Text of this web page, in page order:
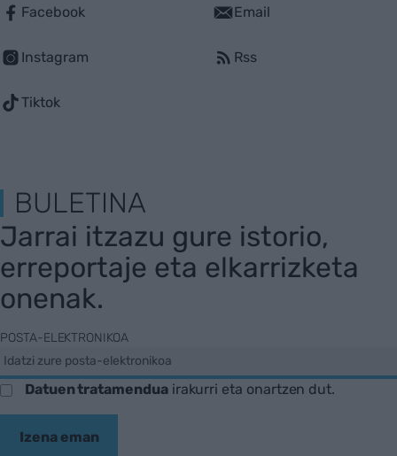
Facebook
Instagram
Tiktok
Email
Rss
BULETINA
Jarrai itzazu gure istorio,
erreportaje eta elkarrizketa
onenak.
POSTA-ELEKTRONIKOA
Datuen tratamenduairakurri eta onartzen dut.
Izena eman